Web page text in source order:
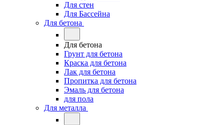
Для стен
Для Бассейна
Для бетона
Для бетона
Грунт для бетона
Краска для бетона
Лак для бетона
Пропитка для бетона
Эмаль для бетона
для пола
Для металла